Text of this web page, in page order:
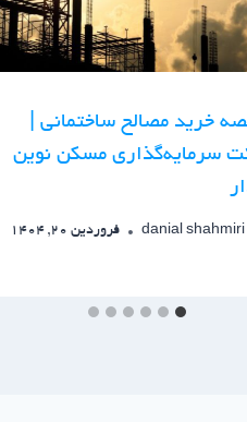
خرید مصالح ساختمانی |
سرمایه‌گذاری مسکن نوین
danial shahmiri فروردین 20, 1404